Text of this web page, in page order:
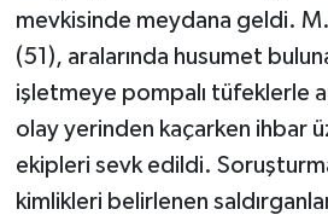
mevkisinde meydana geldi.
(51), aralarında husumet
işletmeye pompalı tüfeklerle
olay yerinden kaçarken ihbar
ekipleri sevk edildi.
kimlikleri belirlenen